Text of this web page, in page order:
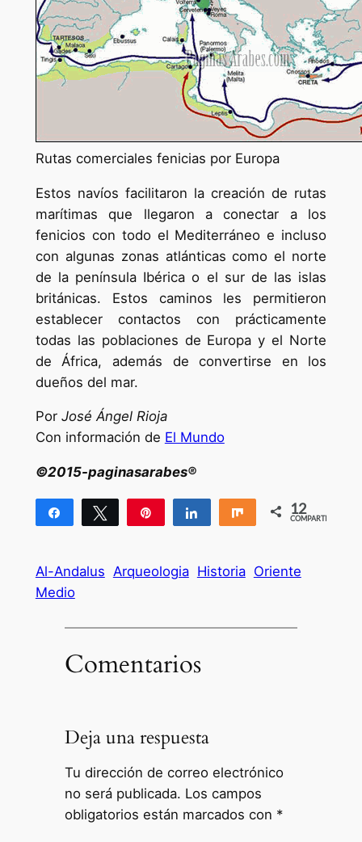
Rutas comerciales fenicias por Europa
Estos navíos facilitaron la creación de rutas
marítimas que llegaron a conectar a los
fenicios con todo el Mediterráneo e incluso
con algunas zonas atlánticas como el norte
de la península Ibérica o el sur de las islas
británicas. Estos caminos les permitieron
establecer contactos con prácticamente
todas las poblaciones de Europa y el Norte
de África, además de convertirse en los
dueños del mar.
Por José Ángel Rioja
Con información de El Mundo
©2015-paginasarabes®
Compartir Twittear Compartir Compartir
12
COMPARTIR
Al-Andalus Arqueologia Historia Oriente
Medio
Comentarios
Deja una respuesta
Tu dirección de correo electrónico
no será publicada. Los campos
obligatorios están marcados con *